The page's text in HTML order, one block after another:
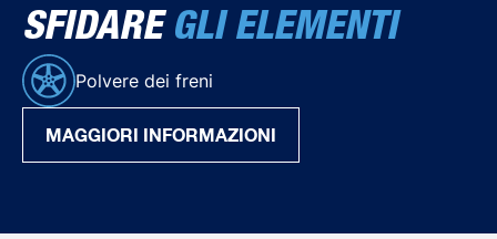
SFIDARE GLI ELEMENTI
Polvere dei freni
MAGGIORI INFORMAZIONI